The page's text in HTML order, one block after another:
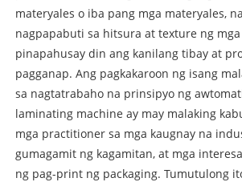
materyales o iba pang mga materyales,
nagpapabuti sa hitsura at texture ng
pinapahusay din ang kanilang tibay at
pagganap. Ang pagkakaroon ng isang
sa nagtatrabaho na prinsipyo ng
laminating machine ay may malaking
mga practitioner sa mga kaugnay na
gumagamit ng kagamitan, at mga
ng pag-print ng packaging. Tumutulong